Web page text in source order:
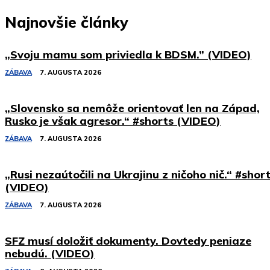
Najnovšie články
„Svoju mamu som priviedla k BDSM.” (VIDEO)
ZÁBAVA 7. AUGUSTA 2026
„Slovensko sa nemôže orientovať len na Západ,
Rusko je však agresor.“ #shorts (VIDEO)
ZÁBAVA 7. AUGUSTA 2026
„Rusi nezaútočili na Ukrajinu z ničoho nič.“
(VIDEO)
ZÁBAVA 7. AUGUSTA 2026
SFZ musí doložiť dokumenty. Dovtedy peniaze
nebudú. (VIDEO)